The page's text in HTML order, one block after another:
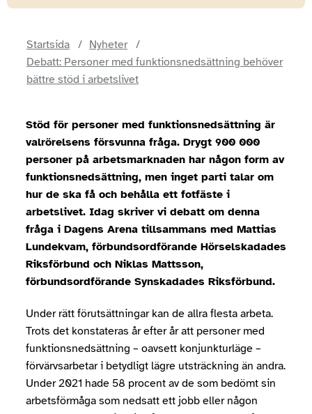
Startsida
Nyheter
Debatt: Personer med funktionsnedsättning behöver
bättre stöd i arbetslivet
Stöd för personer med funktionsnedsättning är
valrörelsens försvunna fråga. Drygt 900 000
personer på arbetsmarknaden har någon form av
funktionsnedsättning, men inget parti talar om
hur de ska få och behålla ett fotfäste i
arbetslivet. Idag skriver vi debatt om denna
fråga i Dagens Arena tillsammans med Mattias
Lundekvam, förbundsordförande Hörselskadades
Riksförbund och Niklas Mattsson,
förbundsordförande Synskadades Riksförbund.
Under rätt förutsättningar kan de allra flesta arbeta.
Trots det konstateras år efter år att personer med
funktionsnedsättning – oavsett konjunkturläge –
förvärvsarbetar i betydligt lägre utsträckning än andra.
Under 2021 hade 58 procent av de som bedömt sin
arbetsförmåga som nedsatt ett jobb eller någon